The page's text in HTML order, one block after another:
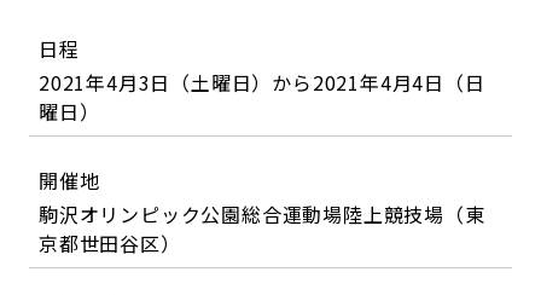
日程
2021年4月3日（土曜日）から2021年4月4日（日
曜日）
開催地
駒沢オリンピック公園総合運動場陸上競技場（東
京都世田谷区）